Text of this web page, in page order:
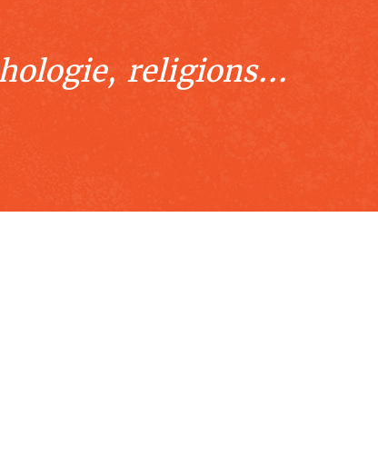
religions...